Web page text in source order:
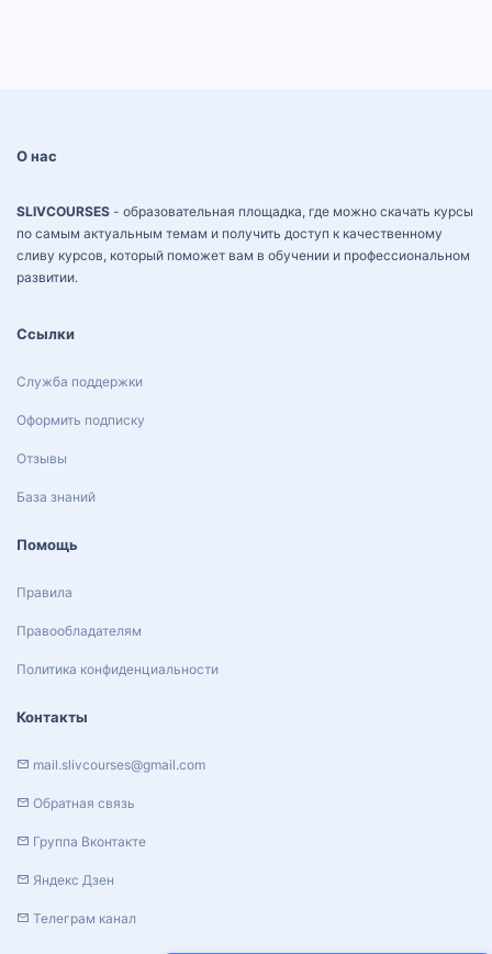
О нас
SLIVCOURSES - образовательная площадка, где можно скачать курсы
по самым актуальным темам и получить доступ к качественному
сливу курсов, который поможет вам в обучении и профессиональном
развитии.
Ссылки
Служба поддержки
Оформить подписку
Отзывы
База знаний
Помощь
Правила
Правообладателям
Политика конфиденциальности
Контакты
mail.slivcourses@gmail.com
Обратная связь
Группа Вконтакте
Яндекс Дзен
Телеграм канал